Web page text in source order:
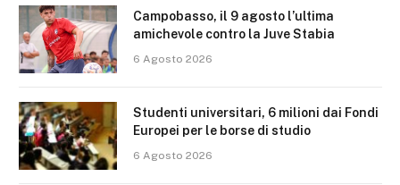
Campobasso, il 9 agosto l’ultima
amichevole contro la Juve Stabia
6 Agosto 2026
Studenti universitari, 6 milioni dai Fondi
Europei per le borse di studio
6 Agosto 2026